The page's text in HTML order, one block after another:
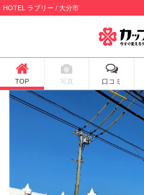
HOTEL ラブリー / 大分市
TOP 写真 口コミ